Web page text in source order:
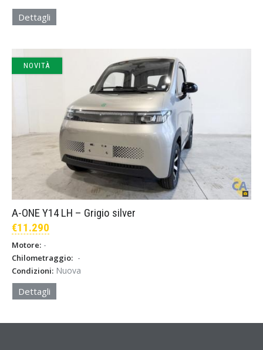
Dettagli
NOVITÀ
A-ONE Y14 LH – Grigio silver
€11.290
Motore: -
Chilometraggio: -
Condizioni: Nuova
Dettagli